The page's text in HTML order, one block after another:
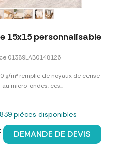
15x15 personnalisable
01389LAB0148126
g/m² remplie de noyaux de cerise -
au micro-ondes, ces...
pièces disponibles
DEMANDE DE DEVIS